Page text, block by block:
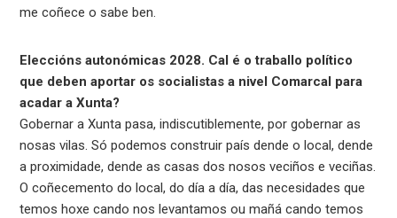
me coñece o sabe ben.
Eleccións autonómicas 2028. Cal é o traballo político
que deben aportar os socialistas a nivel Comarcal para
acadar a Xunta?
Gobernar a Xunta pasa, indiscutiblemente, por gobernar as
nosas vilas. Só podemos construir país dende o local, dende
a proximidade, dende as casas dos nosos veciños e veciñas.
O coñecemento do local, do día a día, das necesidades que
temos hoxe cando nos levantamos ou mañá cando temos